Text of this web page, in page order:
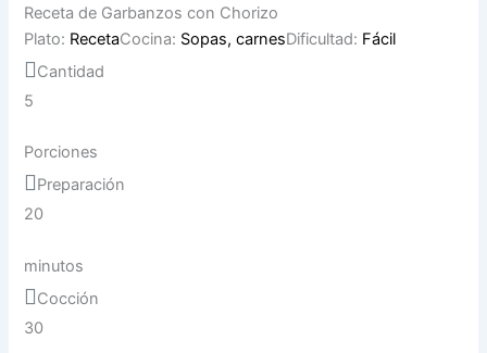
Receta de Garbanzos con Chorizo
Plato: RecetaCocina: Sopas, carnesDificultad: Fácil
Cantidad
5
Porciones
Preparación
20
minutos
Cocción
30